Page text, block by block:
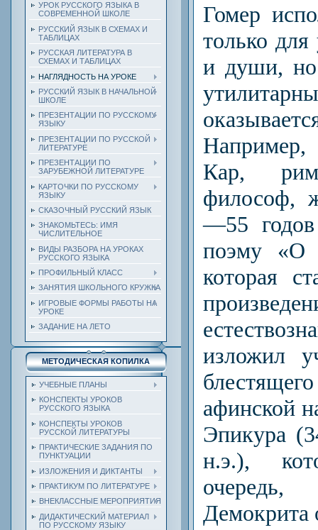
УРОК РУССКОГО ЯЗЫКА В
СОВРЕМЕННОЙ ШКОЛЕ
РУССКИЙ ЯЗЫК В СХЕМАХ И
ТАБЛИЦАХ
РУССКАЯ ЛИТЕРАТУРА В
СХЕМАХ И ТАБЛИЦАХ
НАГЛЯДНОСТЬ НА УРОКЕ
РУССКИЙ ЯЗЫК В НАЧАЛЬНОЙ
ШКОЛЕ
ПРЕЗЕНТАЦИИ ПО РУССКОМУ
ЯЗЫКУ
ПРЕЗЕНТАЦИИ ПО РУССКОЙ
ЛИТЕРАТУРЕ
ПРЕЗЕНТАЦИИ ПО
ЗАРУБЕЖНОЙ ЛИТЕРАТУРЕ
КАРТОЧКИ ПО РУССКОМУ
ЯЗЫКУ
СКАЗОЧНЫЙ РУССКИЙ ЯЗЫК
ЗНАКОМЬТЕСЬ: ИМЯ
ЧИСЛИТЕЛЬНОЕ
ВИДЫ РАЗБОРА НА УРОКАХ
РУССКОГО ЯЗЫКА
ПРОФИЛЬНЫЙ КЛАСС
ЗАНЯТИЯ ШКОЛЬНОГО КРУЖКА
ИГРОВЫЕ ФОРМЫ РАБОТЫ НА
УРОКЕ
ЗАДАНИЕ НА ЛЕТО
МЕТОДИЧЕСКАЯ КОПИЛКА
УЧЕБНЫЕ ПЛАНЫ
КОНСПЕКТЫ УРОКОВ
РУССКОГО ЯЗЫКА
КОНСПЕКТЫ УРОКОВ
РУССКОЙ ЛИТЕРАТУРЫ
ПРАКТИЧЕСКИЕ ЗАДАНИЯ ПО
ПУНКТУАЦИИ
ИЗЛОЖЕНИЯ И ДИКТАНТЫ
ПРАКТИКУМ ПО ЛИТЕРАТУРЕ
ВНЕКЛАССНЫЕ МЕРОПРИЯТИЯ
ДИДАКТИЧЕСКИЙ МАТЕРИАЛ
ПО РУССКОМУ ЯЗЫКУ
Гомер
только для
и души, но
Кар,
философ,
—55
поэму «О
ко­торая
изложил
афинской
Эпикура
н.э.),
очередь,
Демокрита